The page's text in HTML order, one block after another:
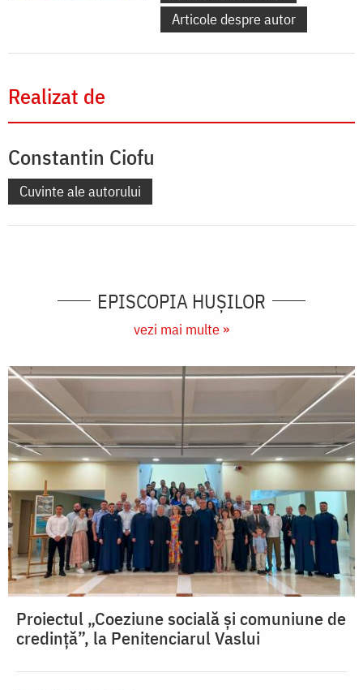
Articole despre autor
Realizat de
Constantin Ciofu
Cuvinte ale autorului
EPISCOPIA HUŞILOR
vezi mai multe »
Proiectul „Coeziune socială și comuniune de
credință”, la Penitenciarul Vaslui